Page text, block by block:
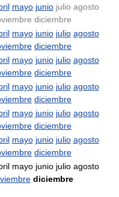
mayo junio julio agosto
diciembre
mayo junio julio agosto
diciembre
mayo junio julio agosto
diciembre
mayo junio julio agosto
diciembre
mayo junio julio agosto
diciembre
mayo junio julio agosto
diciembre
mayo junio julio agosto
diciembre